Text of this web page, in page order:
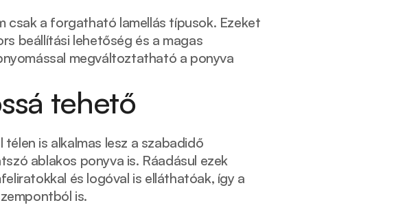
csak a forgatható lamellás típusok. Ezeket
beállítási lehetőség és a magas
megváltoztatható a ponyva
tehető
is alkalmas lesz a szabadidő
ablakos ponyva is. Ráadásul ezek
és logóval is elláthatóak, így a
is.